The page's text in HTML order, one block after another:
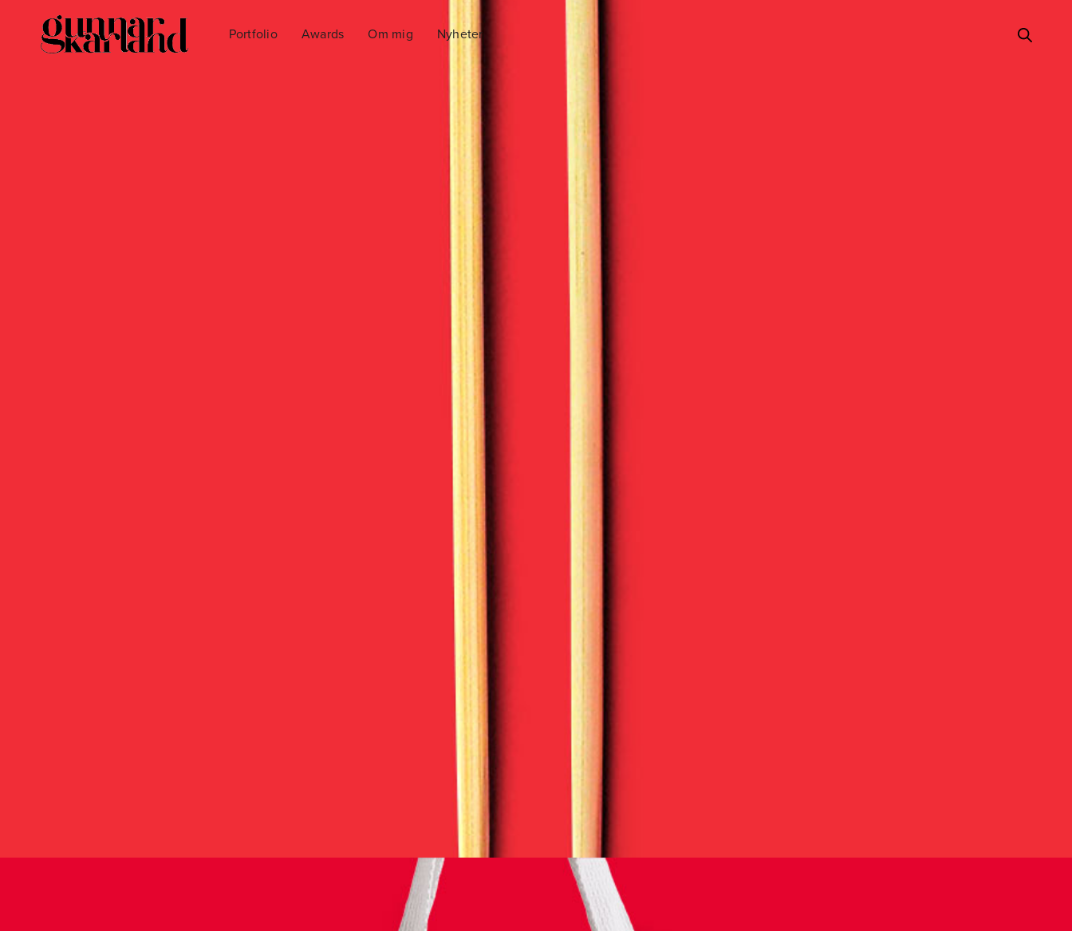
Portfolio Awards Om mig Nyheter